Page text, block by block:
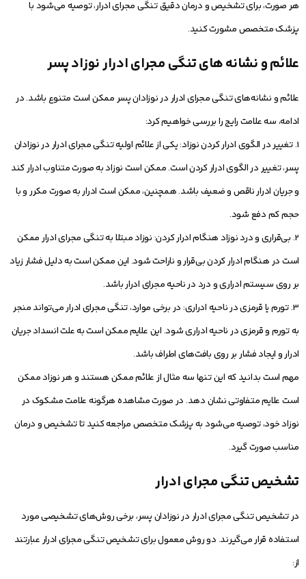
هر صورت، برای تشخیص و درمان دقیق تنگی مجرای ادرار، توصیه می‌شود با
پزشک متخصص مشورت کنید.
علائم و نشانه های تنگی مجرای ادرار نوزاد پسر
علائم و نشانه‌های تنگی مجرای ادرار در نوزادان پسر ممکن است متنوع باشد. در
ادامه، سه علامت رایج را بررسی خواهیم کرد:
1. تغییر در الگوی ادرار کردن نوزاد: یکی از علائم اولیه تنگی مجرای ادرار در نوزادان
پسر، تغییر در الگوی ادرار کردن است. ممکن است نوزاد به صورت متناوب ادرار کند
و جریان ادرار ناقص و ضعیف باشد. همچنین، ممکن است ادرار به صورت مکرر و با
حجم کم دفع شود.
2. بی‌قراری و درد نوزاد هنگام ادرار کردن: نوزاد مبتلا به تنگی مجرای ادرار ممکن
است در هنگام ادرار کردن بی‌قرار و ناراحت شود. این ممکن است به دلیل فشار زیاد
بر روی سیستم ادراری و درد در ناحیه مجرای ادرار باشد.
3. تورم یا قرمزی در ناحیه ادراری: در برخی موارد، تنگی مجرای ادرار می‌تواند منجر
به تورم و قرمزی در ناحیه ادراری شود. این علایم ممکن است به علت انسداد جریان
ادرار و ایجاد فشار بر روی بافت‌های اطراف باشد.
مهم است بدانید که این تنها سه مثال از علائم ممکن هستند و هر نوزاد ممکن
است علایم متفاوتی نشان دهد. در صورت مشاهده هرگونه علامت مشکوک در
نوزاد خود، توصیه می‌شود به پزشک متخصص مراجعه کنید تا تشخیص و درمان
مناسب صورت گیرد.
تشخیص تنگی مجرای ادرار
در تشخیص تنگی مجرای ادرار در نوزادان پسر، برخی روش‌های تشخیصی مورد
استفاده قرار می‌گیرند. دو روش معمول برای تشخیص تنگی مجرای ادرار عبارتند
از: